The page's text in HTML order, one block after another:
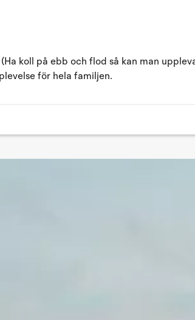
koll på ebb och flod så kan man
för hela familjen.